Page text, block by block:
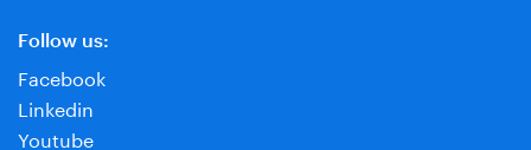
Follow us:
Facebook
Linkedin
Youtube